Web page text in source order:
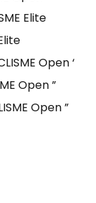
Elite
Open ‘
Open ”
Open ”